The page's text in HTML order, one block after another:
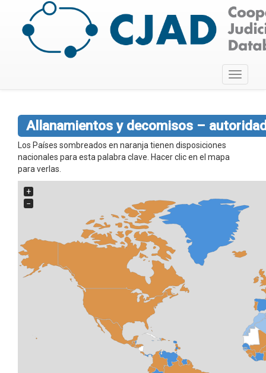
Toggle
Allanamientos y decomisos –
Los Países sombreados en naranja tienen disposiciones
nacionales para esta palabra clave. Hacer clic en el mapa
para verlas.
+
−